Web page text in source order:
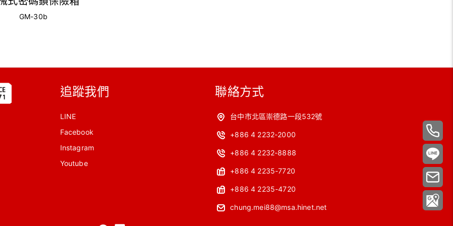
GM-30b
追蹤我們
LINE
Facebook
Instagram
Youtube
聯絡方式
台中市北區崇德路一段532號
+886 4 2232-2000
+886 4 2232-8888
+886 4 2235-7720
+886 4 2235-4720
chung.mei88@msa.hinet.net